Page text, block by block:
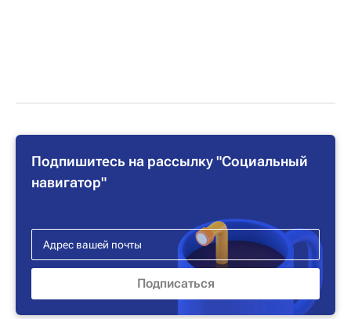
Подпишитесь на рассылку "Социальный
навигатор"